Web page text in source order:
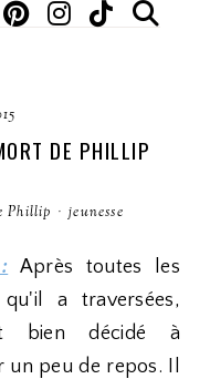
DE PHILLIP
Phillip · jeunesse
Après toutes les
qu'il a traversées,
bien décidé à
un peu de repos. Il